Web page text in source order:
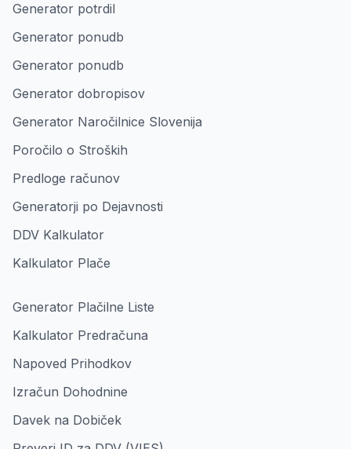
Generator potrdil
Generator ponudb
Generator ponudb
Generator dobropisov
Generator Naročilnice Slovenija
Poročilo o Stroških
Predloge računov
Generatorji po Dejavnosti
DDV Kalkulator
Kalkulator Plače
Generator Plačilne Liste
Kalkulator Predračuna
Napoved Prihodkov
Izračun Dohodnine
Davek na Dobiček